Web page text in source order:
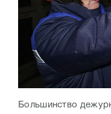
Большинство